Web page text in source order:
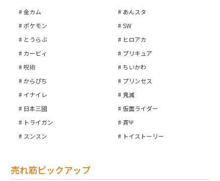
金カム
あんスタ
ポケモン
SW
とうらぶ
ヒロアカ
カービィ
プリキュア
呪術
ちいかわ
からぴち
プリンセス
イナイレ
鬼滅
日本三國
仮面ライダー
トライガン
斉Ψ
スンスン
トイストーリー
売れ筋ピックアップ